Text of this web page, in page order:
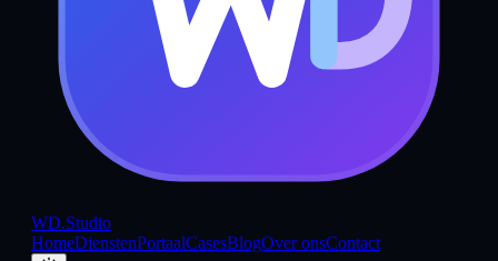
WD.Studio
HomeDienstenPortaalCasesBlogOver onsContact